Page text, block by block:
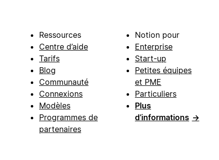
Ressources
Centre d’aide
Tarifs
Blog
Communauté
Connexions
Modèles
Programmes de
partenaires
Notion pour
Enterprise
Start-up
Petites équipes
et PME
Particuliers
Plus
d’informations →